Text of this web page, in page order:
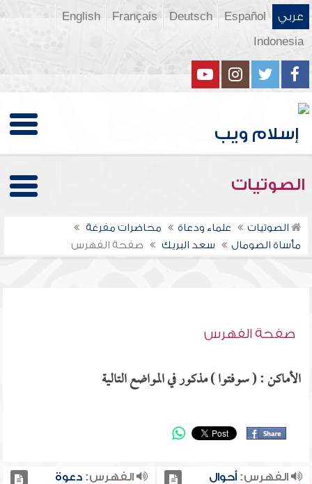
عربي Español
Deutsch
Français
English
Indonesia
الصوتيات
الصوتيات علماء ودعاة
محاضرات مفرغة
مأساة الصومال
سعد البريك صفحة الفهرس
صفحة الفهرس
الأماكن : ( سوفتوا ) مذكور في المواضع التالية
الفهرس:أحوال
الفهرس:دعوة